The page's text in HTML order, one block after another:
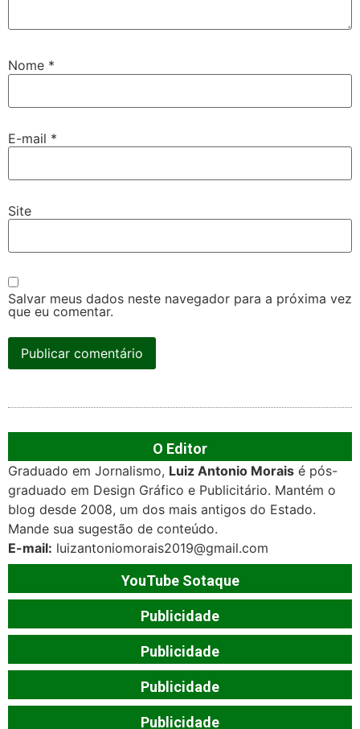
Nome *
E-mail *
Site
Salvar meus dados neste navegador para a próxima vez
que eu comentar.
O Editor
Graduado em Jornalismo, Luiz Antonio Morais é pós-
graduado em Design Gráfico e Publicitário. Mantém o
blog desde 2008, um dos mais antigos do Estado.
Mande sua sugestão de conteúdo.
E-mail: luizantoniomorais2019@gmail.com
YouTube Sotaque
Publicidade
Publicidade
Publicidade
Publicidade